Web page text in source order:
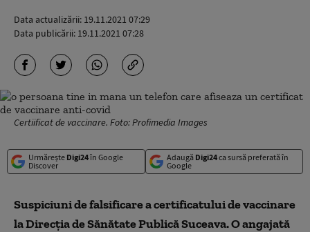
Data actualizării: 19.11.2021 07:29
Data publicării: 19.11.2021 07:28
Certiificat de vaccinare. Foto: Profimedia Images
Urmărește Digi24în Google
Discover
Adaugă Digi24ca sursă preferată în
Google
Suspiciuni de falsificare a certificatului de vaccinare
la Direcția de Sănătate Publică Suceava. O angajată